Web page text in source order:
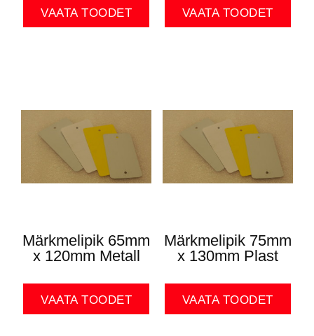
VAATA TOODET VAATA TOODET
Märkmelipik 65mm
x 120mm Metall
VAATA TOODET
Märkmelipik 75mm
x 130mm Plast
VAATA TOODET